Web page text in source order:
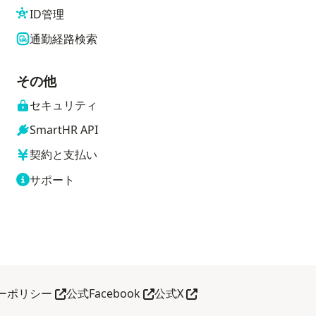
ID管理
通勤経路検索
その他
セキュリティ
SmartHR API
契約と支払い
サポート
ポリシー 別タブで開く
公式Facebook別タブで開く
公式X別タブで開く